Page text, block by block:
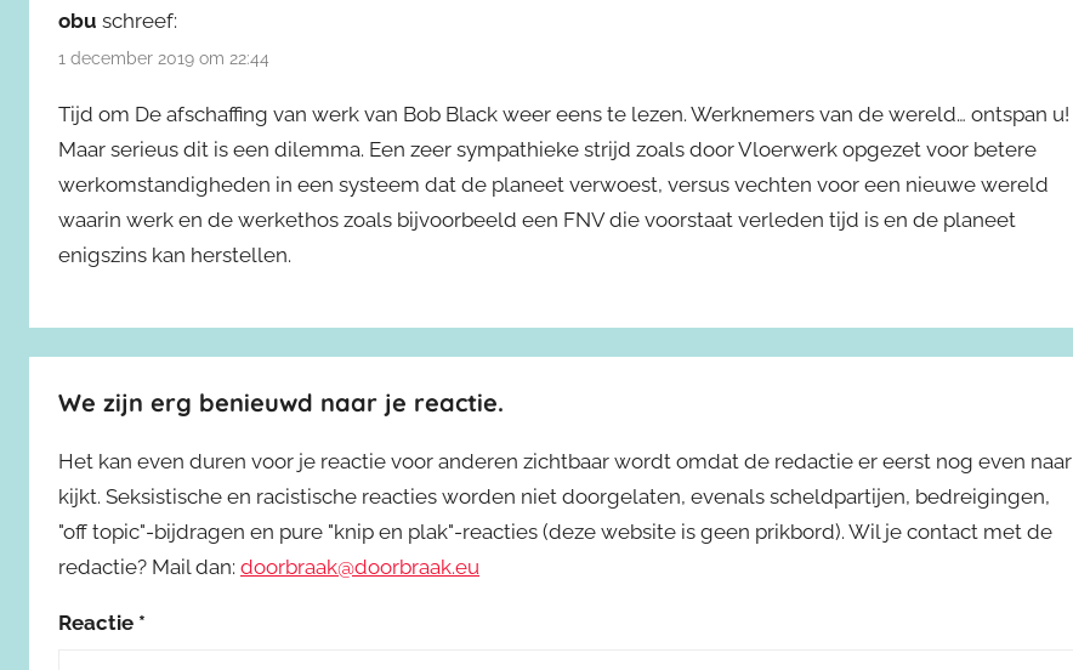
obu schreef:
1 december 2019 om 22:44
Tijd om De afschaffing van werk van Bob Black weer eens te lezen. Werknemers van de wereld… ontspan u!
Maar serieus dit is een dilemma. Een zeer sympathieke strijd zoals door Vloerwerk opgezet voor betere
werkomstandigheden in een systeem dat de planeet verwoest, versus vechten voor een nieuwe wereld
waarin werk en de werkethos zoals bijvoorbeeld een FNV die voorstaat verleden tijd is en de planeet
enigszins kan herstellen.
We zijn erg benieuwd naar je reactie.
Het kan even duren voor je reactie voor anderen zichtbaar wordt omdat de redactie er eerst nog even naar
kijkt. Seksistische en racistische reacties worden niet doorgelaten, evenals scheldpartijen, bedreigingen,
"off topic"-bijdragen en pure "knip en plak"-reacties (deze website is geen prikbord). Wil je contact met de
redactie? Mail dan: doorbraak@doorbraak.eu
Reactie *